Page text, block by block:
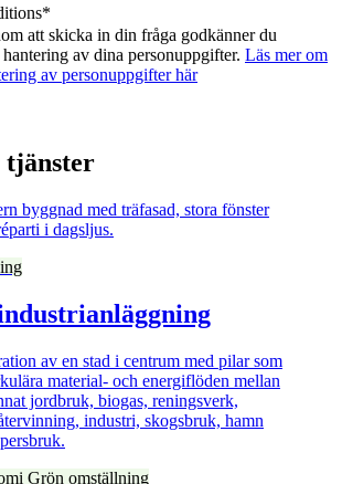
*
att skicka in din fråga godkänner du
hantering av dina personuppgifter. Läs mer om
av personuppgifter här
tjänster
Grön omställning